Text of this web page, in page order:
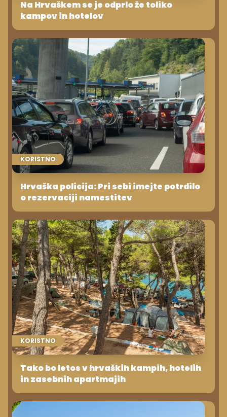
Na Hrvaškem se je odprlo že toliko
kampov in hotelov
KORISTNO
Hrvaška policija: Pri sebi imejte potrdilo
o rezervaciji namestitev
KORISTNO
Tako bo letos v hrvaških kampih, hotelih
in zasebnih apartmajih